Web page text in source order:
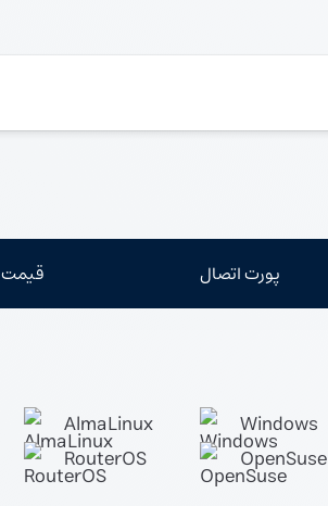
پورت اتصال قیمت
Windows
AlmaLinux
OpenSuse
RouterOS